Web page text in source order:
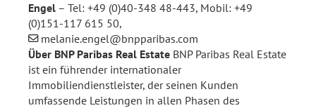
Engel – Tel: +49 (0)40-348 48-443, Mobil: +49
(0)151-117 615 50,
melanie.engel@bnpparibas.com
Über BNP Paribas Real Estate BNP Paribas Real Estate
ist ein führender internationaler
Immobiliendienstleister, der seinen Kunden
umfassende Leistungen in allen Phasen des